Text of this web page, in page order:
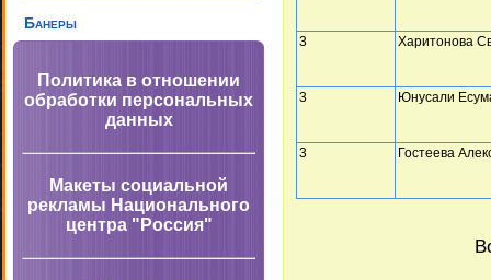
Банеры
Политика в отношении
обработки персональных
данных
Макеты социальной
рекламы Национального
центра "Россия"
3 Харитонова
3 Юнусали
3 Гостеева